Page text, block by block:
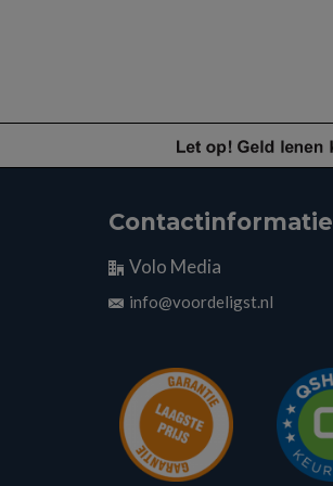
Contactinformatie
Volo Media
info@voordeligst.nl